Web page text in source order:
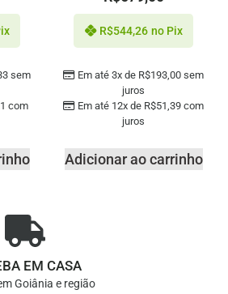
sem
com
Em até 3x de R$193,00 sem
juros
Em até 12x de R$51,39 com
juros
R$544,26 no Pix
Adicionar ao carrinho
EM CASA
Goiânia e região